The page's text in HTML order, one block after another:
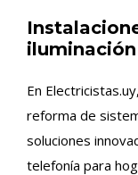
En
reforma de
soluciones
telefonía para